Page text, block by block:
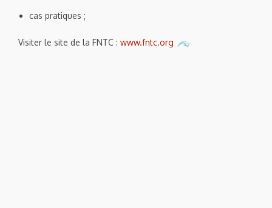
cas pratiques ;
Visiter le site de la FNTC : www.fntc.org